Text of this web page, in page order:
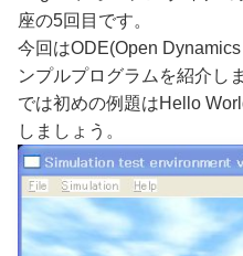
座の5回目です。
今回はODE(Open
ンプルプログラムを紹介し
では初めの例題はHello
しましょう。